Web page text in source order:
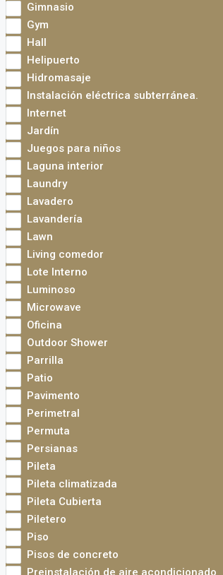
Gimnasio
Gym
Hall
Helipuerto
Hidromasaje
Instalación eléctrica subterránea.
Internet
Jardín
Juegos para niños
Laguna interior
Laundry
Lavadero
Lavandería
Lawn
Living comedor
Lote Interno
Luminoso
Microwave
Oficina
Outdoor Shower
Parrilla
Patio
Pavimento
Perimetral
Permuta
Persianas
Pileta
Pileta climatizada
Pileta Cubierta
Piletero
Piso
Pisos de concreto
Preinstalación de aire acondicionado